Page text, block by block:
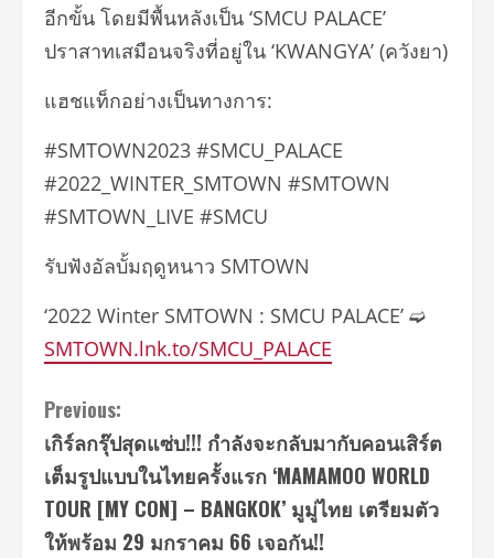
อีกขั้น โดยมีพื้นหลังเป็น ‘SMCU PALACE’
ปราสาทเสมือนจริงที่อยู่ใน ‘KWANGYA’ (ควังยา)
แฮชแท็กอย่างเป็นทางการ:
#SMTOWN2023 #SMCU_PALACE
#2022_WINTER_SMTOWN #SMTOWN
#SMTOWN_LIVE #SMCU
รับฟังอัลบั้มฤดูหนาว SMTOWN
‘2022 Winter SMTOWN : SMCU PALACE’ ➫
SMTOWN.lnk.to/SMCU_PALACE
Continue
Reading
Previous:
เกิร์ลกรุ๊ปสุดแซ่บ!!! กำลังจะกลับมากับคอนเสิร์ต
เต็มรูปแบบในไทยครั้งแรก ‘MAMAMOO WORLD
TOUR [MY CON] – BANGKOK’ มูมู่ไทย เตรียมตัว
ให้พร้อม 29 มกราคม 66 เจอกัน!!